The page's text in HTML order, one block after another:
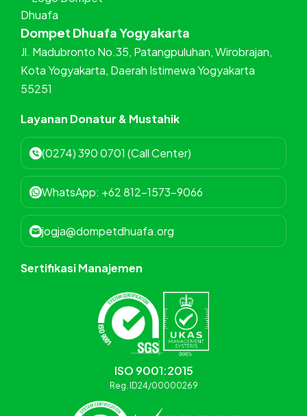
Dompet Dhuafa Yogyakarta
Jl. Madubronto No.35, Patangpuluhan, Wirobrajan,
Kota Yogyakarta, Daerah Istimewa Yogyakarta
55251
Layanan Donatur & Mustahik
(0274) 390 0701 (Call Center)
WhatsApp: +62 812-1573-9066
jogja@dompetdhuafa.org
Sertifikasi Manajemen
ISO 9001:2015
Reg. ID24/00000269